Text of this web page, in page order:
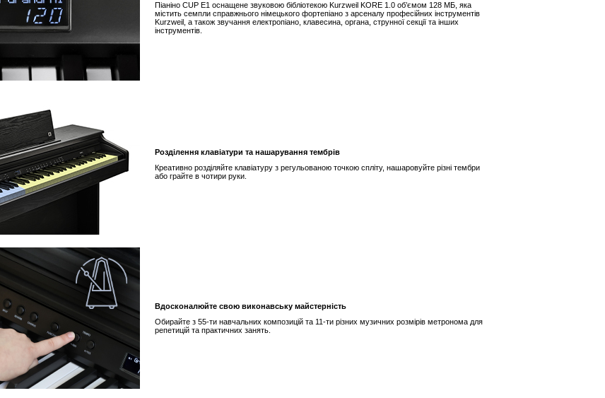
Піаніно CUP E1 оснащене звуковою бібліотекою Kurzweil KORE 1.0 об’ємом 128 МБ, яка
містить семпли справжнього німецького фортепіано з арсеналу професійних інструментів
Kurzweil, а також звучання електропіано, клавесина, органа, струнної секції та інших
інструментів.
Розділення клавіатури та нашарування тембрів
Креативно розділяйте клавіатуру з регульованою точкою спліту, нашаровуйте різні тембри
або грайте в чотири руки.
Вдосконалюйте свою виконавську майстерність
Обирайте з 55-ти навчальних композицій та 11-ти різних музичних розмірів метронома для
репетицій та практичних занять.